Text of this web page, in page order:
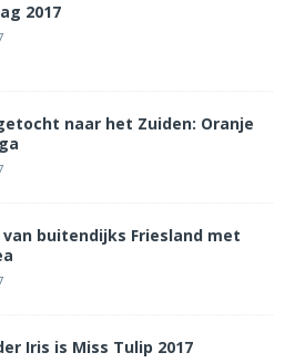
2017
naar het Zuiden: Oranje
van buitendijks Friesland met
Iris is Miss Tulip 2017